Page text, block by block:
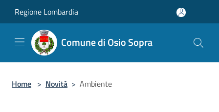
Regione Lombardia
Comune di Osio Sopra
Home > Novità > Ambiente